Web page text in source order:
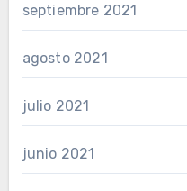
septiembre 2021
agosto 2021
julio 2021
junio 2021